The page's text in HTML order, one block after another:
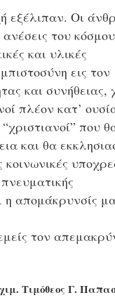
εξέλιπαν. Οι
του κόσμου
και υλικές
εις τον
και συνήθειας,
πλέον κατ’
που
και θα
η απομάκρυνσίς
τον
Τιμόθεος Γ.